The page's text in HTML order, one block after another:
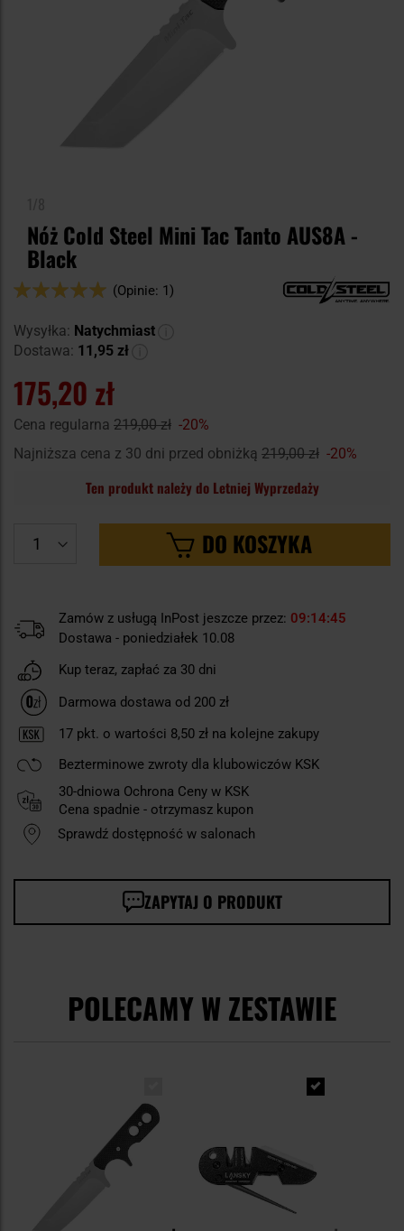
Nóż Cold Steel Mini Tac Tanto AUS8A -
Black
Ocena:
(Opinie: 1)
Wysyłka: Natychmiast
Dostawa: 11,95 zł
175,20 zł
Cena regularna 219,00 zł -20%
Najniższa cena z 30 dni przed obniżką 219,00 zł -20%
Ten produkt należy do Letniej Wyprzedaży
DO KOSZYKA
Zamów z usługą InPost jeszcze przez: 09 14 44
Dostawa - poniedziałek 10.08
Kup teraz, zapłać za 30 dni
Darmowa dostawa od 200 zł
17 pkt. o wartości 8,50 zł na kolejne zakupy
Bezterminowe zwroty dla klubowiczów KSK
30-dniowa Ochrona Ceny w KSK
Cena spadnie - otrzymasz kupon
Sprawdź dostępność w salonach
ZAPYTAJ O PRODUKT
POLECAMY W ZESTAWIE